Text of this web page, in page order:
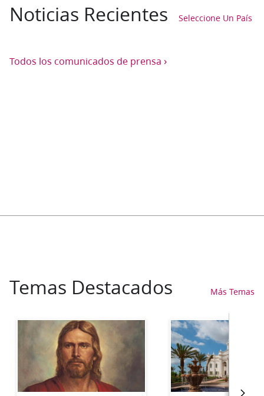
Noticias Recientes Seleccione Un País
Todos los comunicados de prensa ›
Temas Destacados Más Temas